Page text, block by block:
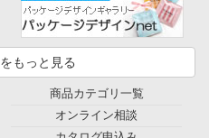
もっと見る
商品カテゴリ一覧
オンライン相談